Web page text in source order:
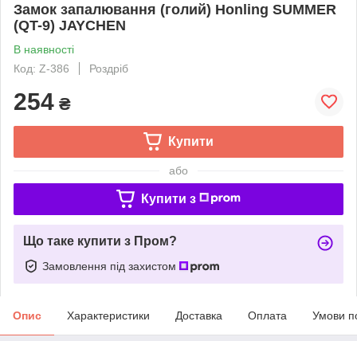
Замок запалювання (голий) Honling SUMMER
(QT-9) JAYCHEN
В наявності
Код: Z-386
Роздріб
254 ₴
Купити
або
Купити з
Що таке купити з Пром?
Замовлення під захистом
Опис Характеристики Доставка Оплата Умови